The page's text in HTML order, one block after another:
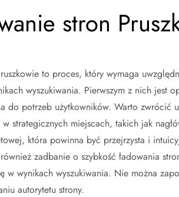
stron
to proces, który wymaga
wyszukiwania. Pierwszym z nich jest
do potrzeb użytkowników. Warto zwrócić
strategicznych miejscach, takich jak
która powinna być przejrzysta i
zadbanie o szybkość ładowania
w wynikach wyszukiwania. Nie można
autorytetu strony.